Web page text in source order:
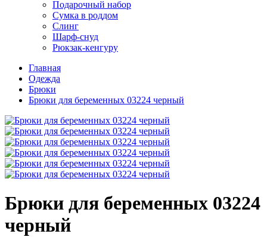
Подарочный набор
Сумка в роддом
Слинг
Шарф-снуд
Рюкзак-кенгуру
Главная
Одежда
Брюки
Брюки для беременных 03224 черный
Брюки для беременных 03224
черный